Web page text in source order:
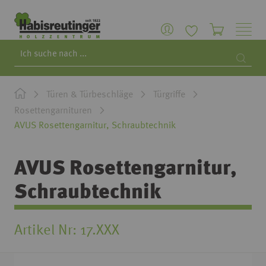
Türen & Türbeschläge
Türgriffe
Rosettengarnituren
AVUS Rosettengarnitur, Schraubtechnik
AVUS Rosettengarnitur,
Schraubtechnik
Artikel Nr 17.XXX